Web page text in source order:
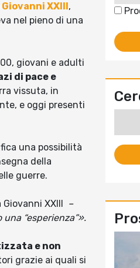
XXIII ,
nel pieno di una
giovani e adulti
di pace e
vissuta, in
e oggi presenti
una possibilità
della
guerre.
XXIII
–
“esperienza”».
e non
grazie ai quali si